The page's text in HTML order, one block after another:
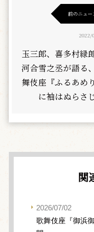
前のニュー
2022/
玉三郎、喜多村緑郎
河合雪之丞が語る
舞伎座『ふるあめ
に袖はぬらさ
関
2026/07/02
歌舞伎座『御浜